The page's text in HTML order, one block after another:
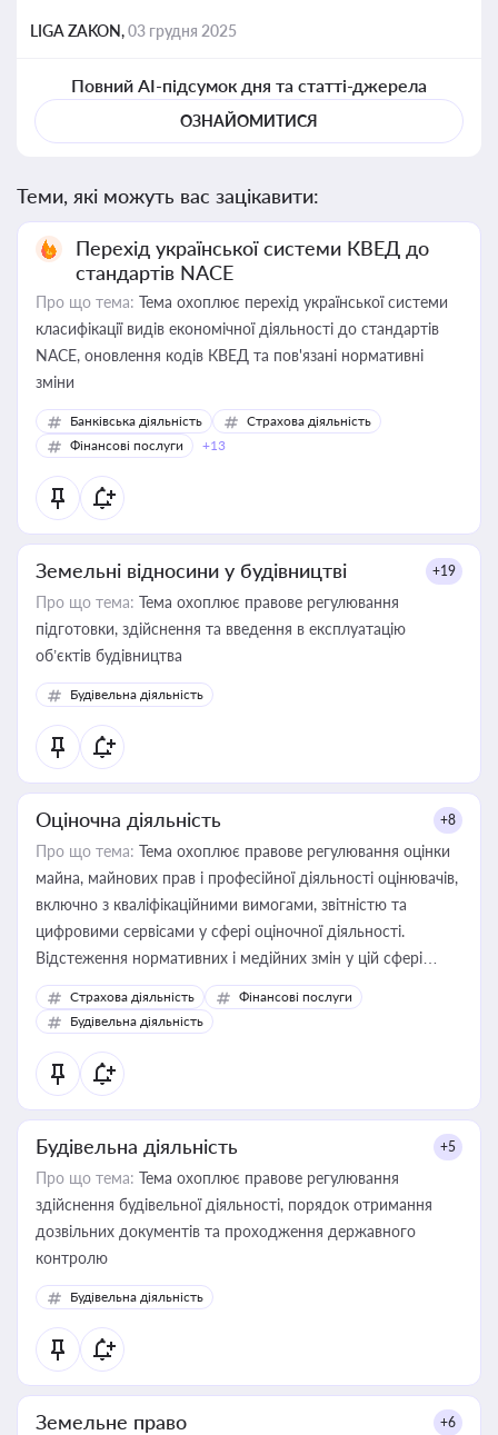
LIGA ZAKON,03 грудня 2025
Повний AI-підсумок дня та статті-джерела
ОЗНАЙОМИТИСЯ
Теми, які можуть вас зацікавити:
Перехід української системи КВЕД до
стандартів NACE
Про що тема: Тема охоплює перехід української системи
класифікації видів економічної діяльності до стандартів
NACE, оновлення кодів КВЕД та пов'язані нормативні
зміни
Банківська діяльність
Страхова діяльність
Фінансові послуги
+13
Земельні відносини у будівництві +19
Про що тема: Тема охоплює правове регулювання
підготовки, здійснення та введення в експлуатацію
об’єктів будівництва
Будівельна діяльність
Оціночна діяльність +8
Про що тема: Тема охоплює правове регулювання оцінки
майна, майнових прав і професійної діяльності оцінювачів,
включно з кваліфікаційними вимогами, звітністю та
цифровими сервісами у сфері оціночної діяльності.
Відстеження нормативних і медійних змін у цій сфері
корисне для власника бізнесу, керівника, юриста або
бухгалтера під час оподаткування, приватизації, оренди
державного майна, корпоративних угод і перевірки
статусу суб'єктів оціночної діяльності
Страхова діяльність
Фінансові послуги
Будівельна діяльність
Будівельна діяльність +5
Про що тема: Тема охоплює правове регулювання
здійснення будівельної діяльності, порядок отримання
дозвільних документів та проходження державного
контролю
Будівельна діяльність
Земельне право +6